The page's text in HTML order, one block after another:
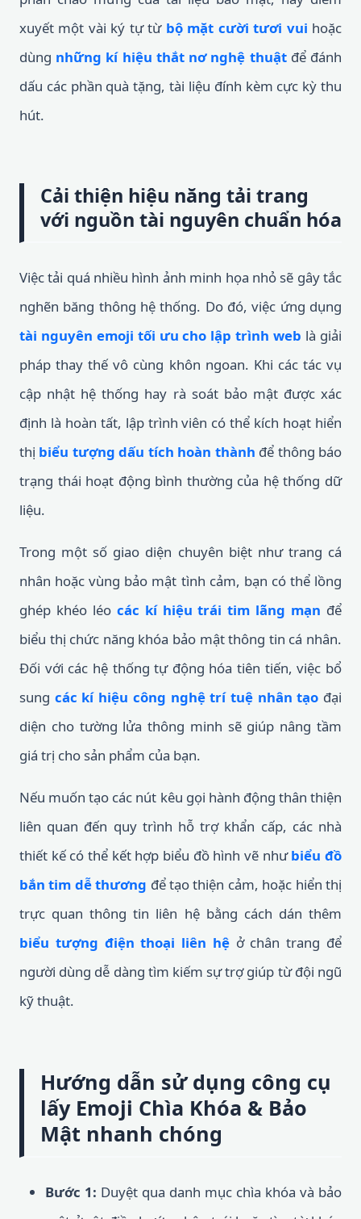
xuyết một vài ký tự từ bộ mặt cười tươi vui hoặc
dùng những kí hiệu thắt nơ nghệ thuậtđể đánh
dấu các phần quà tặng, tài liệu đính kèm cực kỳ thu
hút.
Cải thiện hiệu năng tải trang
với nguồn tài nguyên chuẩn hóa
Việc tải quá nhiều hình ảnh minh họa nhỏ sẽ gây tắc
nghẽn băng thông hệ thống. Do đó, việc ứng dụng
tài nguyên emoji tối ưu cho lập trình web là giải
pháp thay thế vô cùng khôn ngoan. Khi các tác vụ
cập nhật hệ thống hay rà soát bảo mật được xác
định là hoàn tất, lập trình viên có thể kích hoạt hiển
thị biểu tượng dấu tích hoàn thành để thông báo
trạng thái hoạt động bình thường của hệ thống dữ
liệu.
Trong một số giao diện chuyên biệt như trang cá
nhân hoặc vùng bảo mật tình cảm, bạn có thể lồng
ghép khéo léo các kí hiệu trái tim lãng mạn để
biểu thị chức năng khóa bảo mật thông tin cá nhân.
Đối với các hệ thống tự động hóa tiên tiến, việc bổ
sung các kí hiệu công nghệ trí tuệ nhân tạo đại
diện cho tường lửa thông minh sẽ giúp nâng tầm
giá trị cho sản phẩm của bạn.
Nếu muốn tạo các nút kêu gọi hành động thân thiện
liên quan đến quy trình hỗ trợ khẩn cấp, các nhà
thiết kế có thể kết hợp biểu đồ hình vẽ nhưbiểu đồ
bắn tim dễ thương để tạo thiện cảm, hoặc hiển thị
trực quan thông tin liên hệ bằng cách dán thêm
biểu tượng điện thoại liên hệở chân trang để
người dùng dễ dàng tìm kiếm sự trợ giúp từ đội ngũ
kỹ thuật.
Hướng dẫn sử dụng công cụ
lấy Emoji Chìa Khóa & Bảo
Mật nhanh chóng
Bước 1: Duyệt qua danh mục chìa khóa và bảo